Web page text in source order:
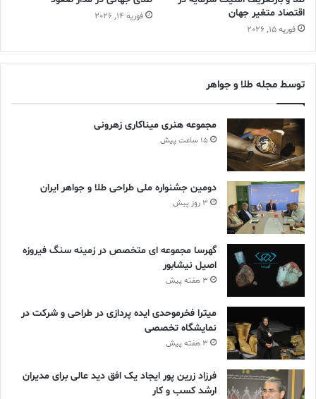
اقتصاد متغیر جهان
فوریه 15, 2026
فوریه 14, 2026
توسط مجله طلا و جواهر
مجموعه هنری میناکاری زهرونی
15 ساعت پیش
دومین جشنواره ملی طراحی طلا و جواهر ایران
3 روز پیش
گهرسا مجموعه ای متخصص در زمینه سنگ فیروزه
اصیل نیشابور
3 هفته پیش
میترا فخرموحدی ایده پردازی در طراحی و شرکت در
نمایشگاه تخصصی
3 هفته پیش
فرزاد زرین پور ایجاد یک افق دید عالی برای مدیران
ارشد کسب و کار